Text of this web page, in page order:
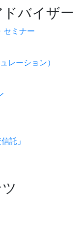
バイザー
セミナー
レーション）
託」